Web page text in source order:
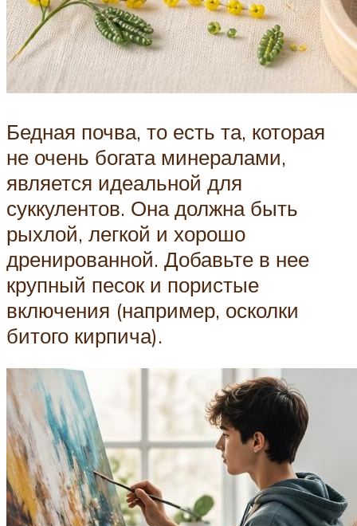
Бедная почва, то есть та, которая
не очень богата минералами,
является идеальной для
суккулентов. Она должна быть
рыхлой, легкой и хорошо
дренированной. Добавьте в нее
крупный песок и пористые
включения (например, осколки
битого кирпича).